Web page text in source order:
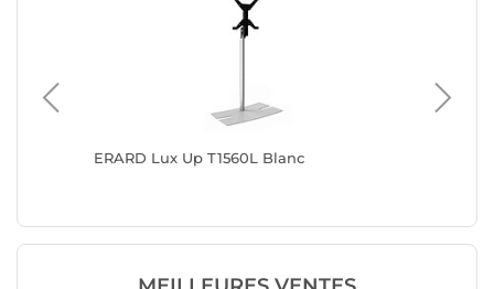
ERARD Lux Up T1560L Blanc